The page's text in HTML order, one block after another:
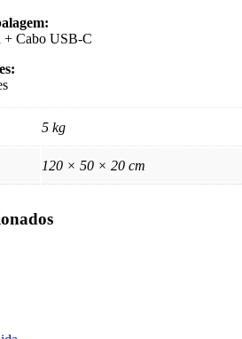
+ Cabo USB-C
5 kg
120 × 50 × 20 cm